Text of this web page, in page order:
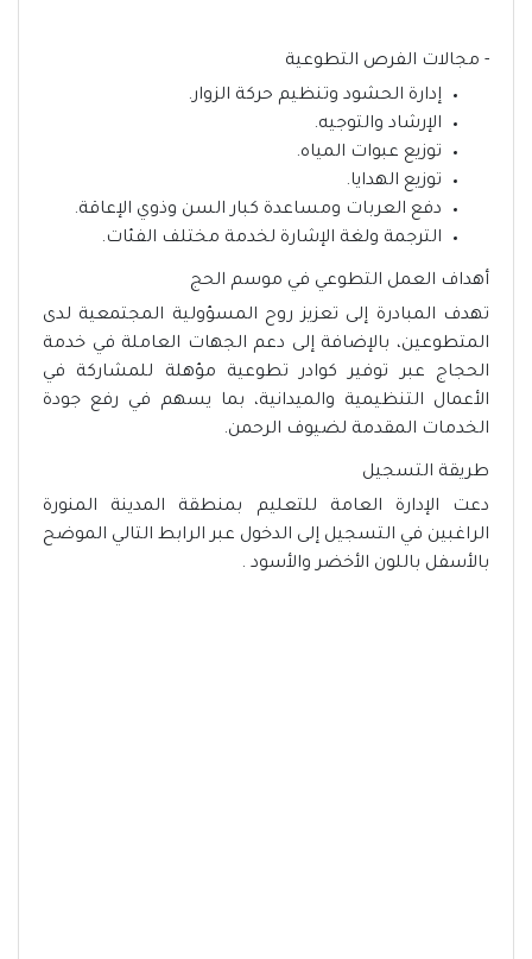
- مجالات الفرص التطوعية
إدارة الحشود وتنظيم حركة الزوار.
الإرشاد والتوجيه.
توزيع عبوات المياه.
توزيع الهدايا.
دفع العربات ومساعدة كبار السن وذوي الإعاقة.
الترجمة ولغة الإشارة لخدمة مختلف الفئات.
أهداف العمل التطوعي في موسم الحج
تهدف المبادرة إلى تعزيز روح المسؤولية المجتمعية لدى
المتطوعين، بالإضافة إلى دعم الجهات العاملة في خدمة
الحجاج عبر توفير كوادر تطوعية مؤهلة للمشاركة في
الأعمال التنظيمية والميدانية، بما يسهم في رفع جودة
الخدمات المقدمة لضيوف الرحمن.
طريقة التسجيل
دعت الإدارة العامة للتعليم بمنطقة المدينة المنورة
الراغبين في التسجيل إلى الدخول عبر الرابط التالي الموضح
بالأسفل باللون الأخضر والأسود .